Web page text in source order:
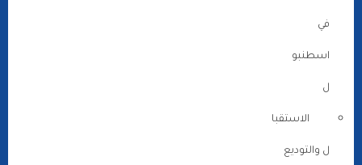
في
اسطنبو
ل
الاستقبا
ل والتوديع